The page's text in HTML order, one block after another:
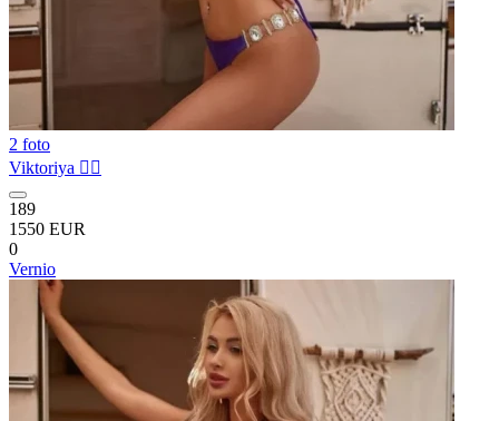
2 foto
Viktoriya ❤️‍🔥
189
1550 EUR
0
Vernio